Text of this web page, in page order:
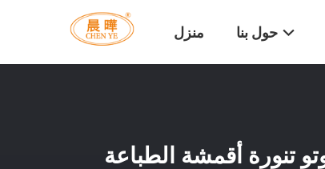
منزل حول بنا
تنورة أقمشة الطباعة